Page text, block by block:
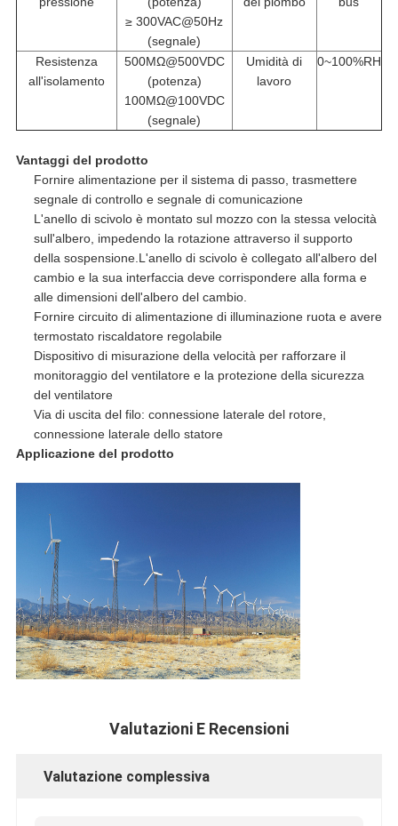
≥ 300VAC@50Hz
(segnale)
Resistenza
all'isolamento
500MΩ@500VDC
(potenza)
100MΩ@100VDC
(segnale)
Umidità di
lavoro
0~100%RH
Vantaggi del prodotto
Fornire alimentazione per il sistema di passo, trasmettere
segnale di controllo e segnale di comunicazione
L'anello di scivolo è montato sul mozzo con la stessa velocità
sull'albero, impedendo la rotazione attraverso il supporto
della sospensione.L'anello di scivolo è collegato all'albero del
cambio e la sua interfaccia deve corrispondere alla forma e
alle dimensioni dell'albero del cambio.
Fornire circuito di alimentazione di illuminazione ruota e avere
termostato riscaldatore regolabile
Dispositivo di misurazione della velocità per rafforzare il
monitoraggio del ventilatore e la protezione della sicurezza
del ventilatore
Via di uscita del filo: connessione laterale del rotore,
connessione laterale dello statore
Applicazione del prodotto
Valutazioni E Recensioni
Valutazione complessiva